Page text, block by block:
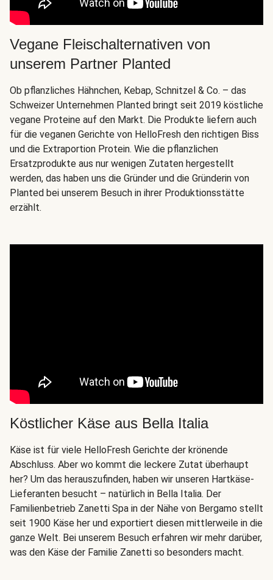
Vegane Fleischalternativen von
unserem Partner Planted
Ob pflanzliches Hähnchen, Kebap, Schnitzel & Co. – das
Schweizer Unternehmen Planted bringt seit 2019 köstliche
vegane Proteine auf den Markt. Die Produkte liefern auch
für die veganen Gerichte von HelloFresh den richtigen Biss
und die Extraportion Protein. Wie die pflanzlichen
Ersatzprodukte aus nur wenigen Zutaten hergestellt
werden, das haben uns die Gründer und die Gründerin von
Planted bei unserem Besuch in ihrer Produktionsstätte
erzählt.
Köstlicher Käse aus Bella Italia
Käse ist für viele HelloFresh Gerichte der krönende
Abschluss. Aber wo kommt die leckere Zutat überhaupt
her? Um das herauszufinden, haben wir unseren Hartkäse-
Lieferanten besucht – natürlich in Bella Italia. Der
Familienbetrieb Zanetti Spa in der Nähe von Bergamo stellt
seit 1900 Käse her und exportiert diesen mittlerweile in die
ganze Welt. Bei unserem Besuch erfahren wir mehr darüber,
was den Käse der Familie Zanetti so besonders macht.